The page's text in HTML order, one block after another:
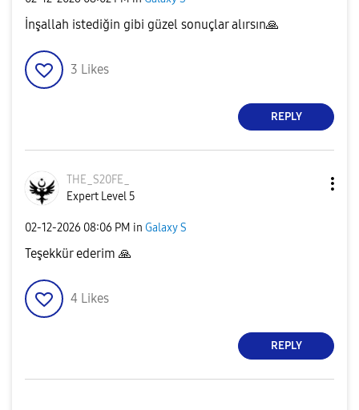
İnşallah istediğin gibi güzel sonuçlar alırsın🙏
3 Likes
REPLY
THE_S20FE_
Expert Level 5
‎02-12-2026 08:06 PM in Galaxy S
Teşekkür ederim 🙏
4 Likes
REPLY